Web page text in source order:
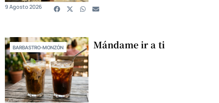
9 Agosto 2026
BARBASTRO-MONZÓN Mándame ir a ti